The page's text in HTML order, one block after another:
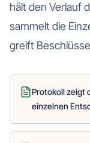
hält den Verlauf
sammelt die
greift
Protokoll zeigt
einzelnen